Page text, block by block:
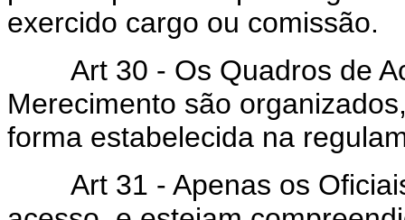
exercido cargo ou comissão.
Art 30 - Os Quadros de
Merecimento são
forma estabelecida na
Art 31 - Apenas os Oficiais